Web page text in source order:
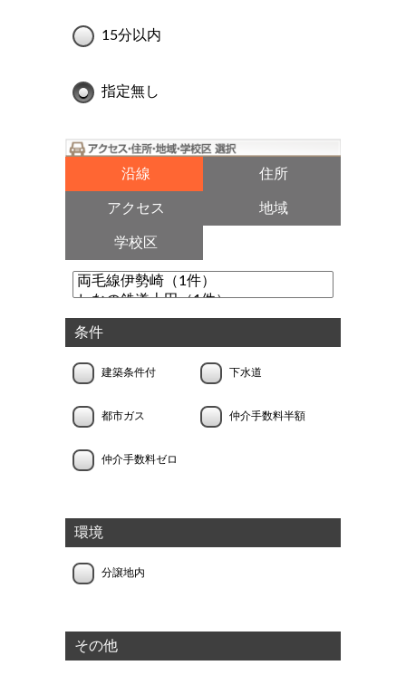
15分以内
指定無し
沿線 住所
アクセス 地域
学校区
条件
建築条件付 下水道
都市ガス 仲介手数料半額
仲介手数料ゼロ
環境
分譲地内
その他